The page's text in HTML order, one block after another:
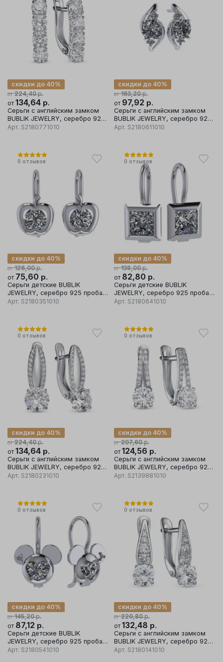
от 224,40р.
скидки до 40%
от 134,64 р.
Серьги с английским замком
BUBLIK JEWELRY, серебро 925
проба, вставка фианит
Арт. S2180771010
от 163,20р.
скидки до 40%
от 97,92 р.
Серьги с английским замком
BUBLIK JEWELRY, серебро 925
проба, вставка фианит
Арт. S2180611010
0 отзывов
от 126,00р.
скидки до 40%
от 75,60 р.
Серьги детские BUBLIK
JEWELRY, серебро 925 проба,
вставка фианит
Арт. S2180351010
0 отзывов
от 138,00р.
скидки до 40%
от 82,80 р.
Серьги детские BUBLIK
JEWELRY, серебро 925 проба,
вставка фианит
Арт. S2180641010
0 отзывов
от 224,40р.
скидки до 40%
от 134,64 р.
Серьги с английским замком
BUBLIK JEWELRY, серебро 925
проба, вставка фианит
Арт. S2180231010
0 отзывов
от 207,60р.
скидки до 40%
от 124,56 р.
Серьги с английским замком
BUBLIK JEWELRY, серебро 925
проба, вставка фианит
Арт. S2139881010
0 отзывов
от 145,20р.
скидки до 40%
от 87,12 р.
Серьги детские BUBLIK
JEWELRY, серебро 925 проба,
вставка фианит
Арт. S2180541010
0 отзывов
от 220,80р.
скидки до 40%
от 132,48 р.
Серьги с английским замком
BUBLIK JEWELRY, серебро 925
проба, вставка фианит
Арт. S2180141010